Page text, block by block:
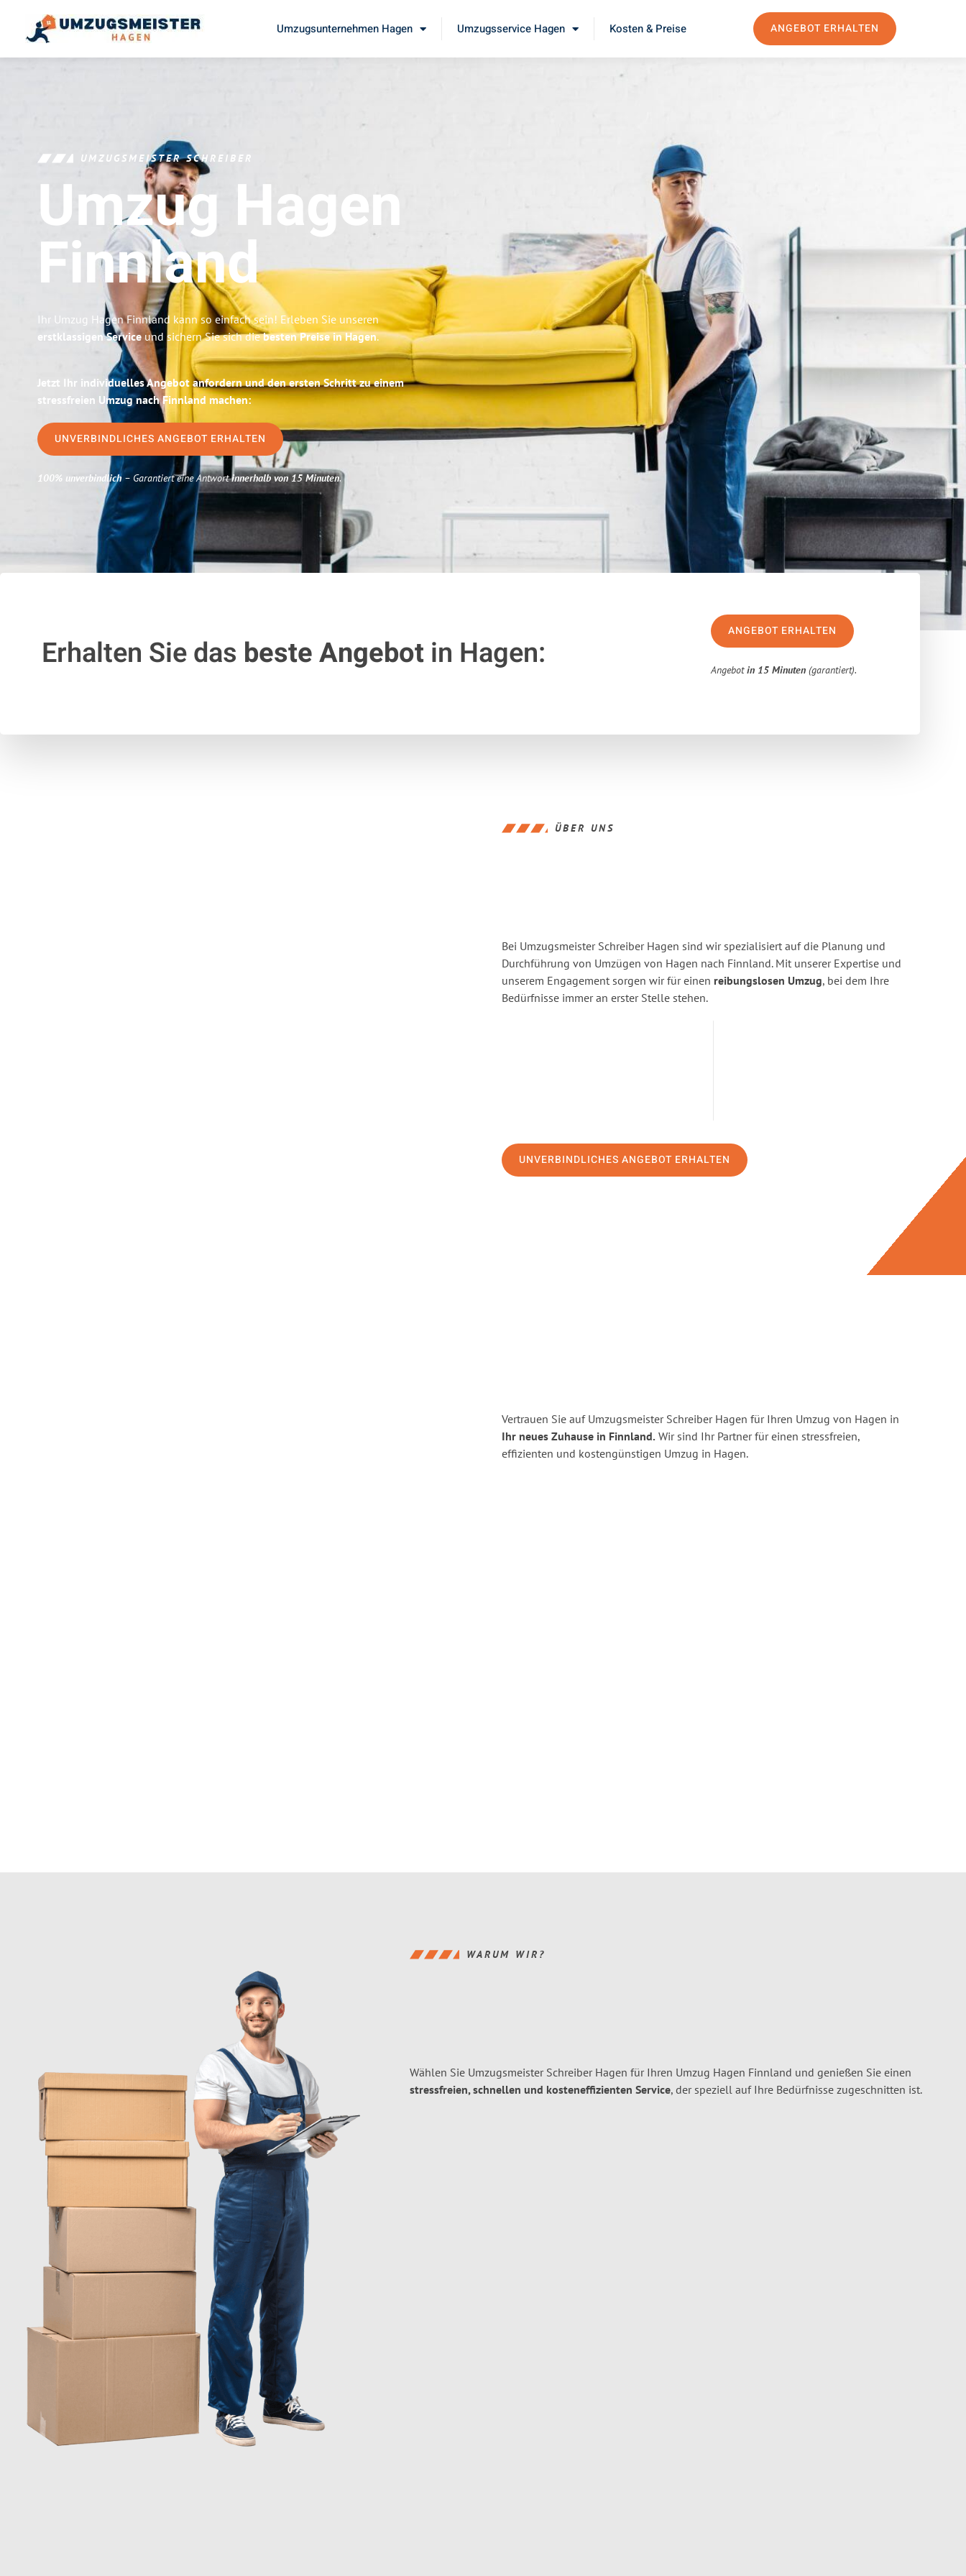
Umzugsunternehmen Hagen Umzugsservice Hagen Kosten & Preise ANGEBOT ERHALTEN
UMZUGSMEISTER SCHREIBER
Umzug Hagen
Finnland
Ihr Umzug Hagen Finnland kann so einfach sein! Erleben Sie unseren
erstklassigen Service und sichern Sie sich diebesten Preise in Hagen.
Jetzt Ihr individuelles Angebot anfordern und den ersten Schritt zu einem
stressfreien Umzug nach Finnland machen:
UNVERBINDLICHES ANGEBOT ERHALTEN
100% unverbindlich– Garantiert eine Antwortinnerhalb von 15 Minuten.
Erhalten Sie das beste Angebotin Hagen:
ANGEBOT ERHALTEN
Angebotin 15 Minuten (garantiert).
ÜBER UNS
Bei Umzugsmeister Schreiber Hagen sind wir spezialisiert auf die Planung und
Durchführung von Umzügen von Hagen nach Finnland. Mit unserer Expertise und
unserem Engagement sorgen wir für einen reibungslosen Umzug, bei dem Ihre
Bedürfnisse immer an erster Stelle stehen.
UNVERBINDLICHES ANGEBOT ERHALTEN
Vertrauen Sie auf Umzugsmeister Schreiber Hagen für Ihren Umzug von Hagen in
Ihr neues Zuhause in Finnland. Wir sind Ihr Partner für einen stressfreien,
effizienten und kostengünstigen Umzug in Hagen.
WARUM WIR?
Wählen Sie Umzugsmeister Schreiber Hagen für Ihren Umzug Hagen Finnland und genießen Sie einen
stressfreien, schnellen und kosteneffizienten Service, der speziell auf Ihre Bedürfnisse zugeschnitten ist.